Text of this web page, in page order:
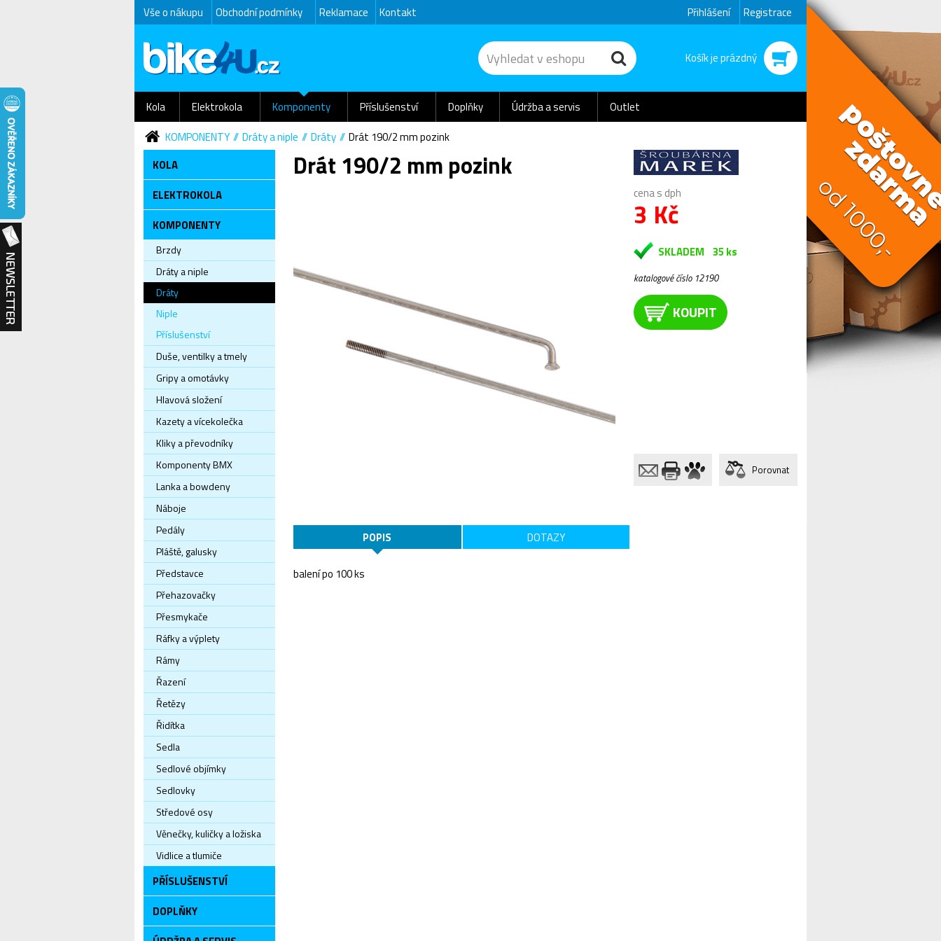
Vše o nákupu Obchodní podmínky Reklamace Kontakt Přihlášení Registrace
Košík je prázdný
Kola Elektrokola Komponenty Příslušenství Doplňky Údržba a servis
Outlet
KOMPONENTY
Dráty a niple Dráty
Drát 190/2 mm pozink
KOLA
ELEKTROKOLA
KOMPONENTY
Brzdy
Dráty a niple
Dráty
Niple
Příslušenství
Duše, ventilky a tmely
Gripy a omotávky
Hlavová složení
Kazety a vícekolečka
Kliky a převodníky
Komponenty BMX
Lanka a bowdeny
Náboje
Pedály
Pláště, galusky
Představce
Přehazovačky
Přesmykače
Ráfky a výplety
Rámy
Řazení
Řetězy
Řidítka
Sedla
Sedlové objímky
Sedlovky
Středové osy
Věnečky, kuličky a ložiska
Vidlice a tlumiče
PŘÍSLUŠENSTVÍ
DOPLŇKY
Drát 190/2 mm pozink
cena s dph
3 Kč
SKLADEM 35 ks
katalogové číslo 12190
KOUPIT
Porovnat
POPIS DOTAZY
balení po 100 ks